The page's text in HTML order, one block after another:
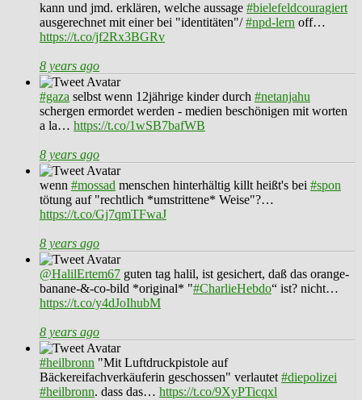
kann und jmd. erklären, welche aussage #bielefeldcouragiert
ausgerechnet mit einer bei "identitäten"/#npd-lern off…
https://t.co/jf2Rx3BGRv
8 years ago
#gaza selbst wenn 12jährige kinder durch #netanjahu
schergen ermordet werden - medien beschönigen mit worten
a la… https://t.co/1wSB7bafWB
8 years ago
wenn #mossad menschen hinterhältig killt heißt's bei #spon
tötung auf "rechtlich *umstrittene* Weise"?…
https://t.co/Gj7qmTFwaJ
8 years ago
@HalilErtem67 guten tag halil, ist gesichert, daß das orange-
banane-&-co-bild *original* "#CharlieHebdo“ ist? nicht…
https://t.co/y4dJoIhubM
8 years ago
#heilbronn "Mit Luftdruckpistole auf
Bäckereifachverkäuferin geschossen" verlautet #diepolizei
#heilbronn. dass das… https://t.co/9XyPTicqxl